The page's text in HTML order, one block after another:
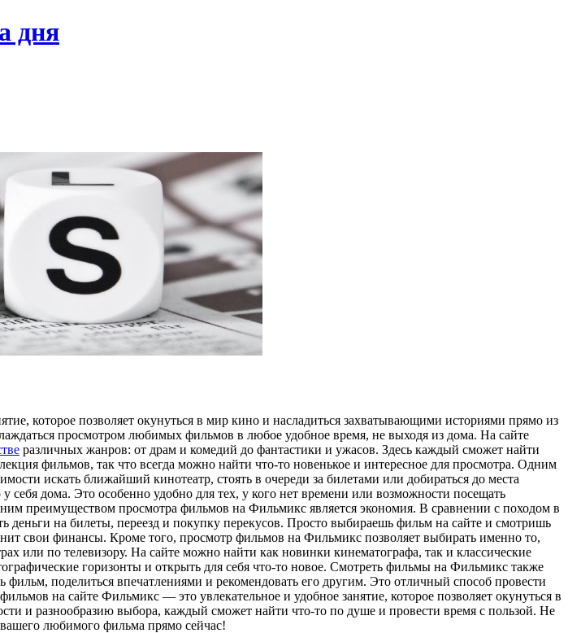
дня
которое позволяет окунуться в мир кино и насладиться захватывающими историями прямо из
просмотром любимых фильмов в любое удобное время, не выходя из дома. На сайте
различных жанров: от драм и комедий до фантастики и ужасов. Здесь каждый сможет найти
фильмов, так что всегда можно найти что-то новенькое и интересное для просмотра. Одним
искать ближайший кинотеатр, стоять в очереди за билетами или добираться до места
дома. Это особенно удобно для тех, у кого нет времени или возможности посещать
преимуществом просмотра фильмов на Фильмикс является экономия. В сравнении с походом в
деньги на билеты, переезд и покупку перекусов. Просто выбираешь фильм на сайте и смотришь
свои финансы. Кроме того, просмотр фильмов на Фильмикс позволяет выбирать именно то,
или по телевизору. На сайте можно найти как новинки кинематографа, так и классические
горизонты и открыть для себя что-то новое. Смотреть фильмы на Фильмикс также
поделиться впечатлениями и рекомендовать его другим. Это отличный способ провести
на сайте Фильмикс — это увлекательное и удобное занятие, которое позволяет окунуться в
и разнообразию выбора, каждый сможет найти что-то по душе и провести время с пользой. Не
любимого фильма прямо сейчас!